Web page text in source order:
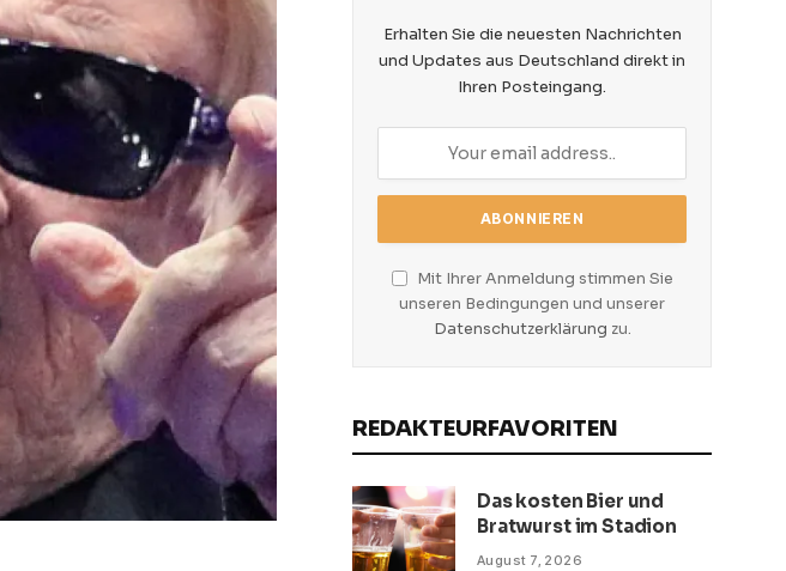
Erhalten Sie die neuesten Nachrichten
und Updates aus Deutschland direkt in
Ihren Posteingang.
Mit Ihrer Anmeldung stimmen Sie
unseren Bedingungen und unserer
Datenschutzerklärung zu.
REDAKTEURFAVORITEN
Das kosten Bier und
Bratwurst im Stadion
August 7, 2026